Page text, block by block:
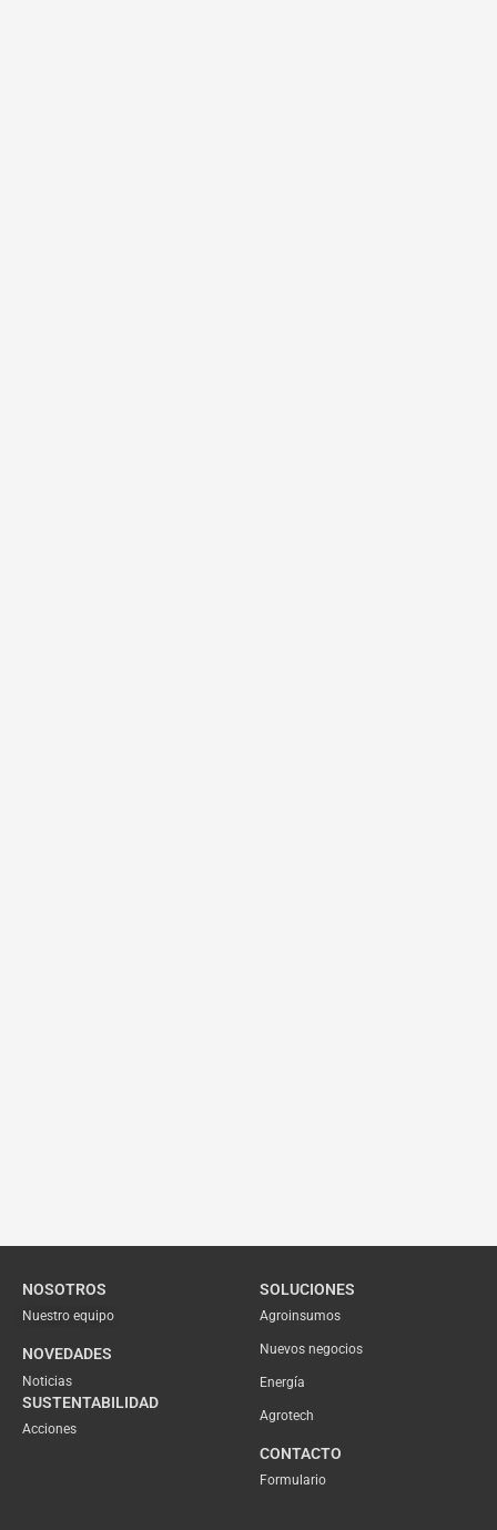
NOSOTROS
Nuestro equipo
NOVEDADES
Noticias
SUSTENTABILIDAD
Acciones
SOLUCIONES
Agroinsumos
Nuevos negocios
Energía
Agrotech
CONTACTO
Formulario